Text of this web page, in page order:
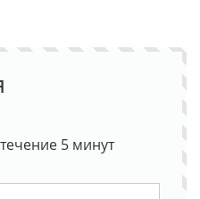
5 минут